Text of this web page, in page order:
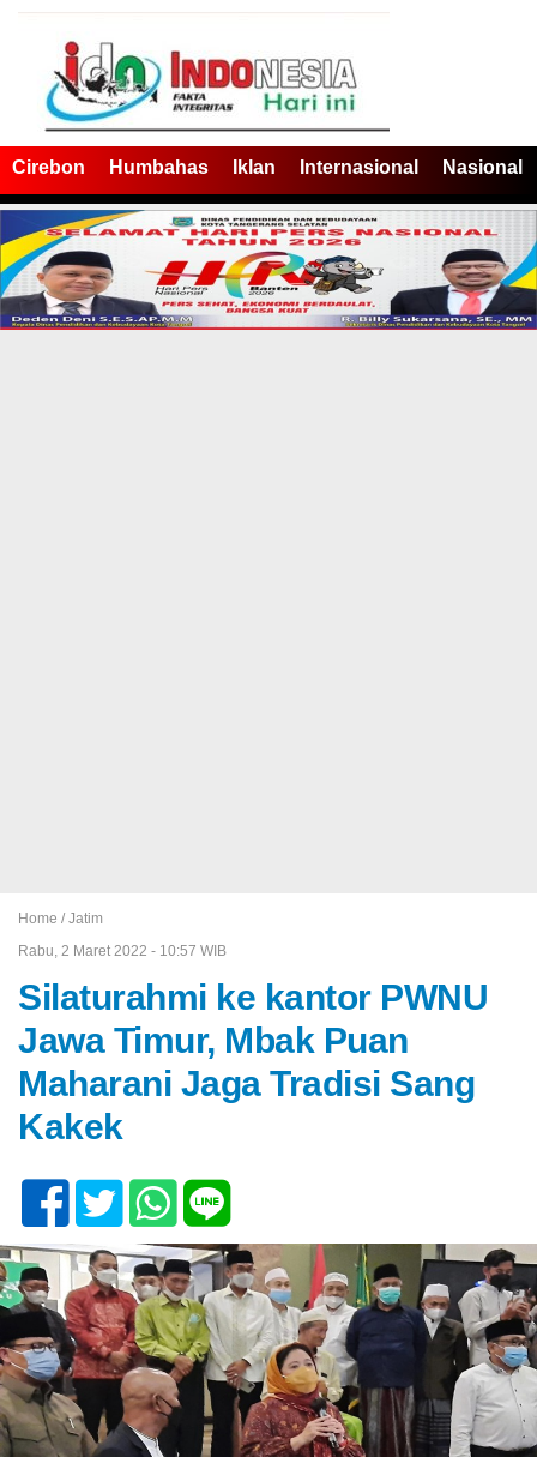
Cirebon Humbahas Iklan Internasional Nasional
Home / Jatim
Rabu, 2 Maret 2022 - 10:57 WIB
Silaturahmi ke kantor PWNU
Jawa Timur, Mbak Puan
Maharani Jaga Tradisi Sang
Kakek